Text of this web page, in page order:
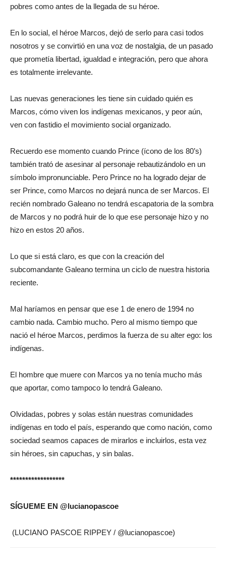
pobres como antes de la llegada de su héroe.
En lo social, el héroe Marcos, dejó de serlo para casi todos
nosotros y se convirtió en una voz de nostalgia, de un pasado
que prometía libertad, igualdad e integración, pero que ahora
es totalmente irrelevante.
Las nuevas generaciones les tiene sin cuidado quién es
Marcos, cómo viven los indígenas mexicanos, y peor aún,
ven con fastidio el movimiento social organizado.
Recuerdo ese momento cuando Prince (ícono de los 80’s)
también trató de asesinar al personaje rebautizándolo en un
símbolo impronunciable. Pero Prince no ha logrado dejar de
ser Prince, como Marcos no dejará nunca de ser Marcos. El
recién nombrado Galeano no tendrá escapatoria de la sombra
de Marcos y no podrá huir de lo que ese personaje hizo y no
hizo en estos 20 años.
Lo que si está claro, es que con la creación del
subcomandante Galeano termina un ciclo de nuestra historia
reciente.
Mal haríamos en pensar que ese 1 de enero de 1994 no
cambio nada. Cambio mucho. Pero al mismo tiempo que
nació el héroe Marcos, perdimos la fuerza de su alter ego: los
indígenas.
El hombre que muere con Marcos ya no tenía mucho más
que aportar, como tampoco lo tendrá Galeano.
Olvidadas, pobres y solas están nuestras comunidades
indígenas en todo el país, esperando que como nación, como
sociedad seamos capaces de mirarlos e incluirlos, esta vez
sin héroes, sin capuchas, y sin balas.
******************
SÍGUEME EN @lucianopascoe
(LUCIANO PASCOE RIPPEY / @lucianopascoe)